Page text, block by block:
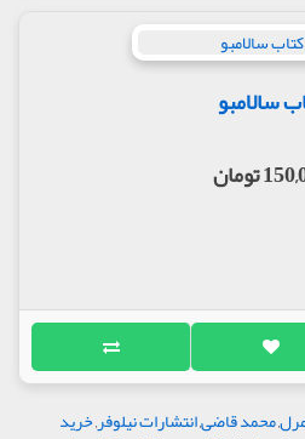
سالامبو
تومان
,محمد قاضی,انتشارات نیلوفر,خرید